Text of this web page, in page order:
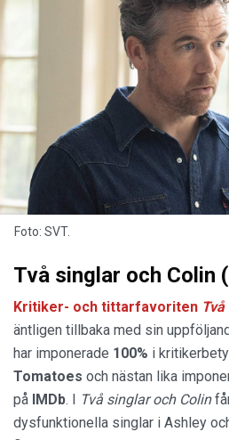
Foto: SVT.
Två singlar och Colin
Kritiker- och tittarfavoriten
äntligen tillbaka med sin
har imponerade 100% i
Tomatoes och nästan lika
på IMDb. I Två singlar och Colin
dysfunktionella singlar i Ashley